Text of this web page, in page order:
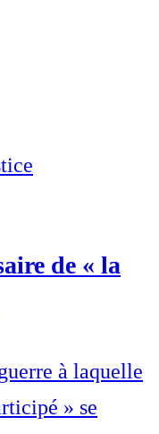
de « la
à laquelle
» se